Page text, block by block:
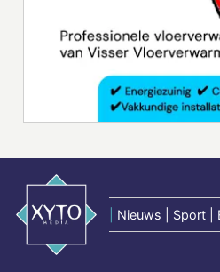
Nieuws | Sport |